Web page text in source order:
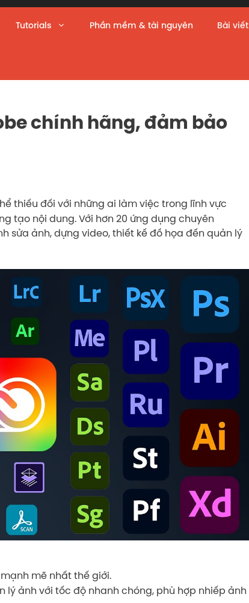
Tutorials Phần mềm & tài nguyên Bài viết
chính hãng, đảm bảo
thiếu đối với những ai làm việc trong lĩnh vực
tạo nội dung. Với hơn 20 ứng dụng chuyên
sửa ảnh, dựng video, thiết kế đồ họa đến quản lý
mẽ nhất thế giới.
lý ảnh với tốc độ nhanh chóng, phù hợp nhiếp ảnh